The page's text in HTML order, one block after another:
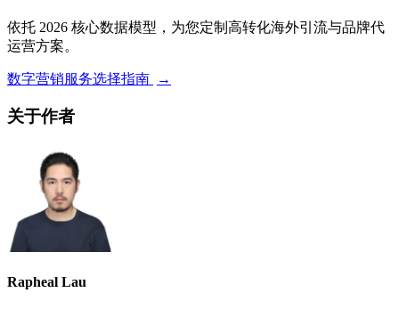
依托 2026 核心数据模型，为您定制高转化海外引流与品牌代
运营方案。
数字营销服务选择指南 →
关于作者
Rapheal Lau